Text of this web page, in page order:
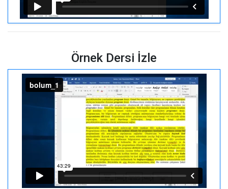
Örnek Dersi İzle